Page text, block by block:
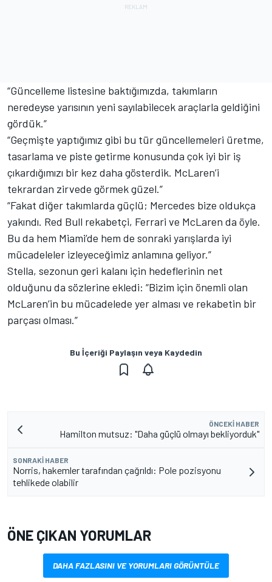
“Güncelleme listesine baktığımızda, takımların
neredeyse yarısının yeni sayılabilecek araçlarla geldiğini
gördük.”
“Geçmişte yaptığımız gibi bu tür güncellemeleri üretme,
tasarlama ve piste getirme konusunda çok iyi bir iş
çıkardığımızı bir kez daha gösterdik. McLaren’i
tekrardan zirvede görmek güzel.”
“Fakat diğer takımlarda güçlü; Mercedes bize oldukça
yakındı. Red Bull rekabetçi, Ferrari ve McLaren da öyle.
Bu da hem Miami’de hem de sonraki yarışlarda iyi
mücadeleler izleyeceğimiz anlamına geliyor.”
Stella, sezonun geri kalanı için hedeflerinin net
olduğunu da sözlerine ekledi: “Bizim için önemli olan
McLaren’in bu mücadelede yer alması ve rekabetin bir
parçası olması.”
Bu İçeriği Paylaşın veya Kaydedin
ÖNCEKI HABER
Hamilton mutsuz: "Daha güçlü olmayı bekliyorduk"
SONRAKI HABER
Norris, hakemler tarafından çağrıldı: Pole pozisyonu
tehlikede olabilir
ÖNE ÇIKAN YORUMLAR
DAHA FAZLASINI VE YORUMLARI GÖRÜNTÜLE